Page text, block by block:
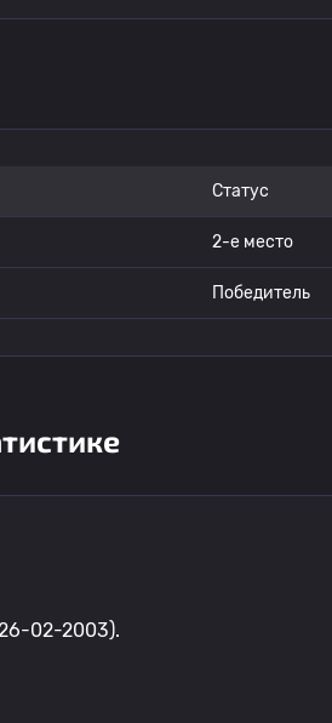
Статус
2-е место
Победитель
02-2003).